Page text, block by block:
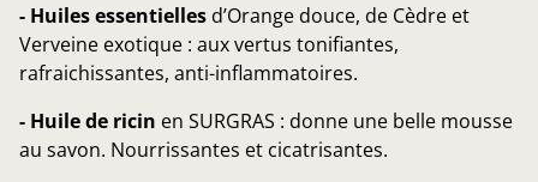
- Huiles essentielles d’Orange douce, de Cèdre et
Verveine exotique : aux vertus tonifiantes,
rafraichissantes, anti-inflammatoires.
- Huile de ricin en SURGRAS : donne une belle mousse
au savon. Nourrissantes et cicatrisantes.